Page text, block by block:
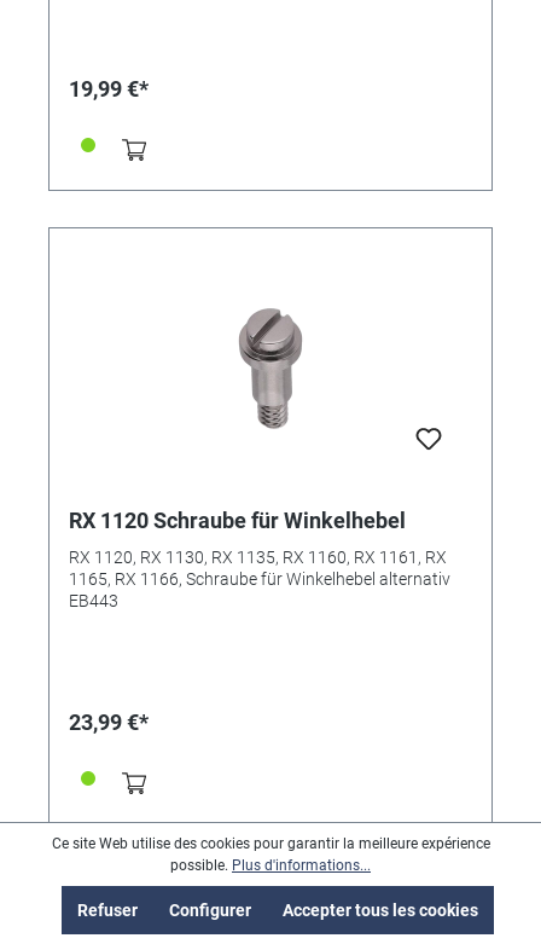
19,99 €*
RX 1120 Schraube für Winkelhebel
RX 1120, RX 1130, RX 1135, RX 1160, RX 1161, RX
1165, RX 1166, Schraube für Winkelhebel alternativ
EB443
23,99 €*
Ce site Web utilise des cookies pour garantir la meilleure expérience
possible. Plus d'informations...
Refuser Configurer Accepter tous les cookies